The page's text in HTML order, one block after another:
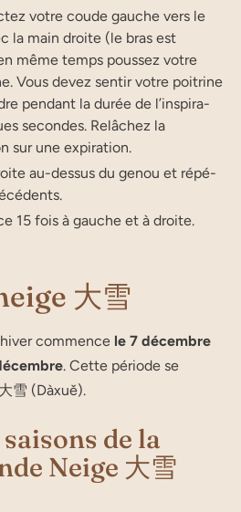
votre coude gauche vers le
la main droite (le bras est
même temps pous­sez votre
Vous devez sen­tir votre poi­trine
pen­dant la durée de l’ins­pi­ra­
secondes. Relâ­chez la
sur une expiration.
au-des­sus du genou et répé­
15 fois à gauche et à droite.
大雪
com­mence le 7 décembre
. Cette période se
雪 (Dàxuě).
de la
Neige 大雪